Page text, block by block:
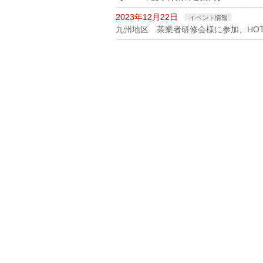
2023年12月22日 イベント情報
九州地区 茶業者研修会様に参加、